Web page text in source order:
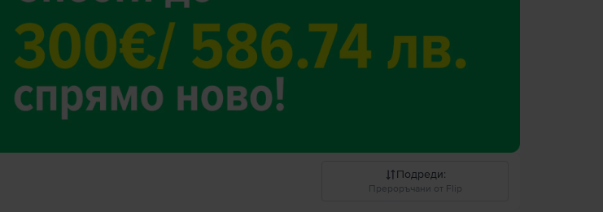
Подреди:
Прероръчани от Flip